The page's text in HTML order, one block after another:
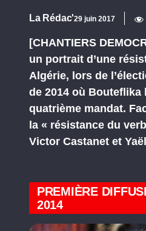
La Rédac'29 juin 2017
[CHANTIERS
un portrait d’une
Algérie, lors de
de 2014 où Bouteflika
quatrième mandat.
la « résistance du
Victor Castanet et
PREMIÈRE
2014